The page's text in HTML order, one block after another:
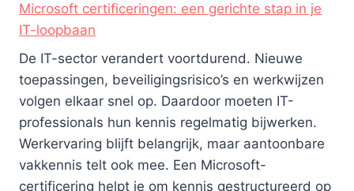
Microsoft certificeringen: een gerichte stap in je
IT-loopbaan
De IT-sector verandert voortdurend. Nieuwe
toepassingen, beveiligingsrisico’s en werkwijzen
volgen elkaar snel op. Daardoor moeten IT-
professionals hun kennis regelmatig bijwerken.
Werkervaring blijft belangrijk, maar aantoonbare
vakkennis telt ook mee. Een Microsoft-
certificering helpt je om kennis gestructureerd op